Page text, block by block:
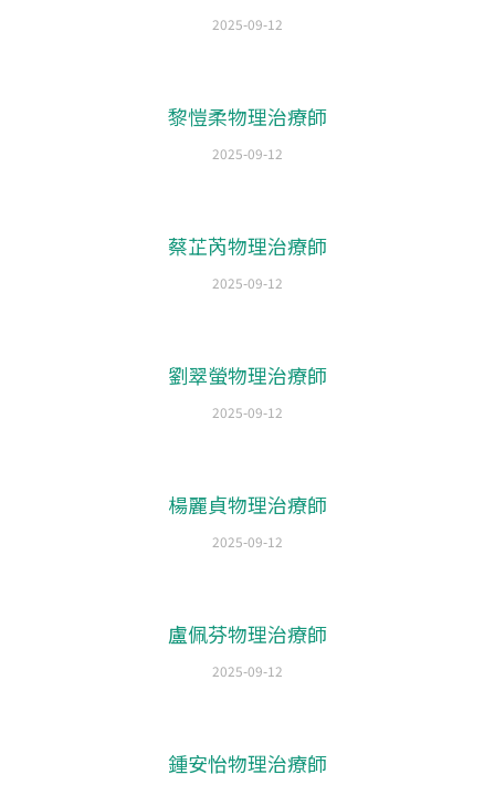
2025-09-12
黎愷柔物理治療師
2025-09-12
蔡芷芮物理治療師
2025-09-12
劉翠螢物理治療師
2025-09-12
楊麗貞物理治療師
2025-09-12
盧佩芬物理治療師
2025-09-12
鍾安怡物理治療師